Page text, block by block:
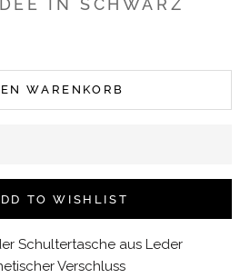
IN SCHWARZ
WARENKORB
TO WISHLIST
Schultertasche aus Leder
Verschluss